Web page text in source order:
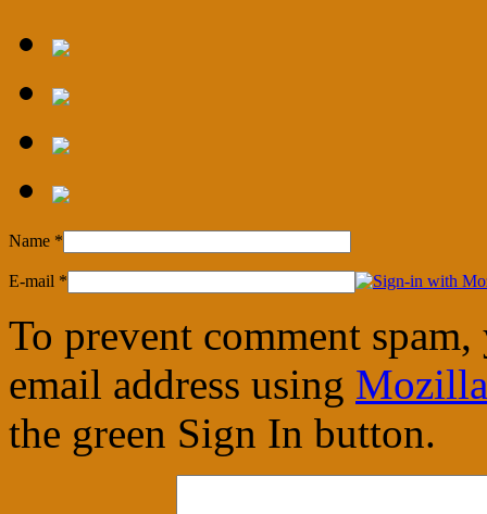
Name *
E-mail *
To prevent comment
email address using
the green Sign In button.